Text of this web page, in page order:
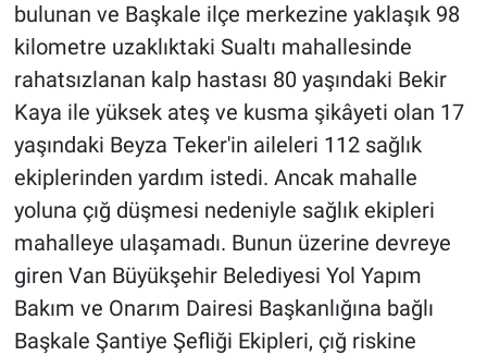
bulunan ve Başkale ilçe merkezine yaklaşık 98
kilometre uzaklıktaki Sualtı mahallesinde
rahatsızlanan kalp hastası 80 yaşındaki Bekir
Kaya ile yüksek ateş ve kusma şikâyeti olan 17
yaşındaki Beyza Teker'in aileleri 112 sağlık
ekiplerinden yardım istedi. Ancak mahalle
yoluna çığ düşmesi nedeniyle sağlık ekipleri
mahalleye ulaşamadı. Bunun üzerine devreye
giren Van Büyükşehir Belediyesi Yol Yapım
Bakım ve Onarım Dairesi Başkanlığına bağlı
Başkale Şantiye Şefliği Ekipleri, çığ riskine